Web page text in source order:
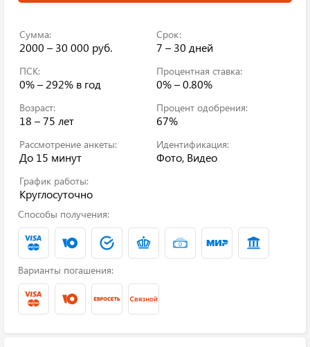
Сумма:
2000 – 30 000 руб.
Срок:
7 – 30 дней
ПСК:
0% – 292% в год
Процентная ставка:
0% – 0.80%
Возраст:
18 – 75 лет
Процент одобрения:
67%
Рассмотрение анкеты:
До 15 минут
Идентификация:
Фото, Видео
График работы:
Круглосуточно
Способы получения:
Варианты погашения: